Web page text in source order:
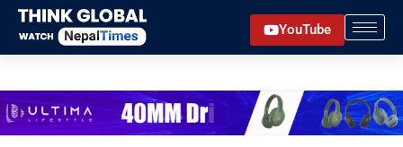
Skip
content
YouTube